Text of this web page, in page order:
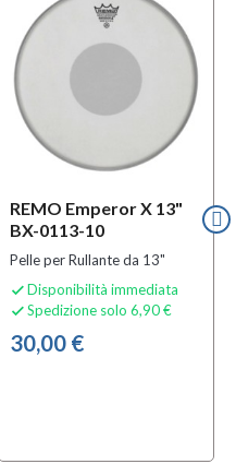
REMO Emperor X 13"
BX-0113-10
Pelle per Rullante da 13"
 Disponibilità immediata
 Spedizione solo 6,90 €
30,00 €